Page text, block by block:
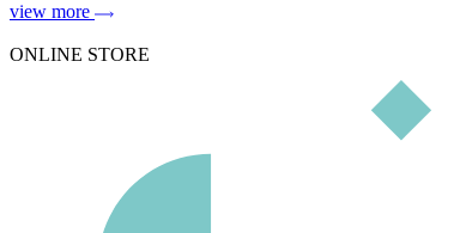
view more
ONLINE STORE